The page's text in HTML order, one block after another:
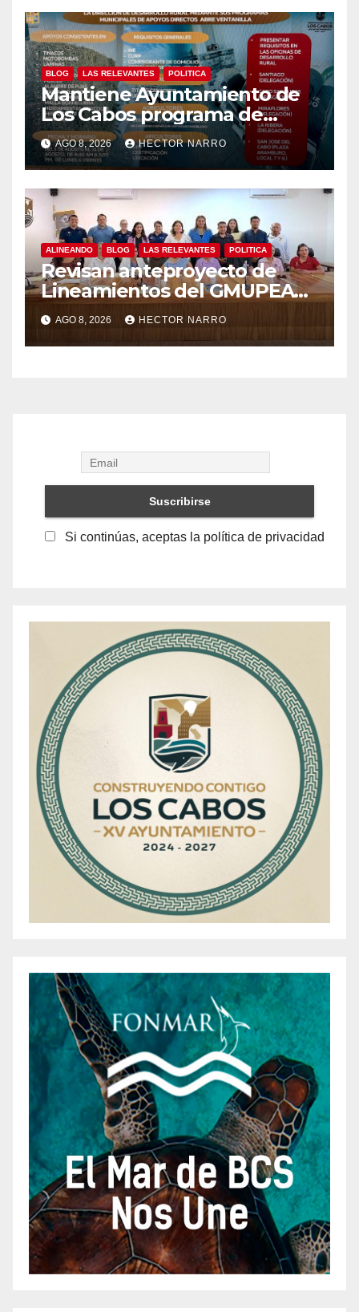
BLOG LAS RELEVANTES POLITICA
Mantiene Ayuntamiento de
Los Cabos programa de
apoyos para agricultores,
ganaderos y apicultores
AGO 8, 2026 HECTOR NARRO
ALINEANDO BLOG LAS RELEVANTES POLITICA
Revisan anteproyecto de
Lineamientos del GMUPEA
en Los Cabos
AGO 8, 2026 HECTOR NARRO
Si continúas, aceptas la política de privacidad